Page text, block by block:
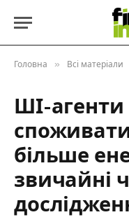
Головна » Всі матеріали
ШІ-
споживати
більше
звичайні